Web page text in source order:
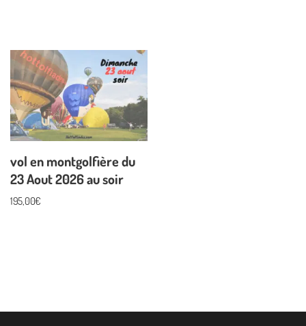
vol en montgolfière du
23 Aout 2026 au soir
195,00€